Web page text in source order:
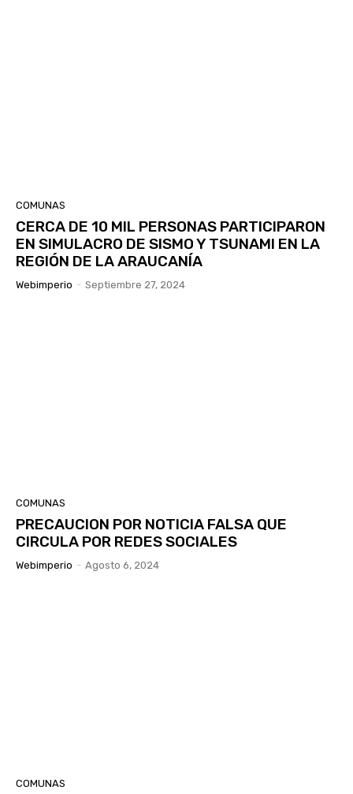
COMUNAS
CERCA DE 10 MIL PERSONAS PARTICIPARON
EN SIMULACRO DE SISMO Y TSUNAMI EN LA
REGIÓN DE LA ARAUCANÍA
Webimperio - Septiembre 27, 2024
COMUNAS
PRECAUCION POR NOTICIA FALSA QUE
CIRCULA POR REDES SOCIALES
Webimperio - Agosto 6, 2024
COMUNAS